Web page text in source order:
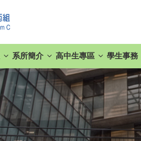
系所簡介 高中生專區 學生事務